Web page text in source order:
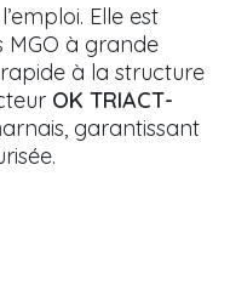
Elle est
MGO à grande
à la structure
OK TRIACT-
garantissant